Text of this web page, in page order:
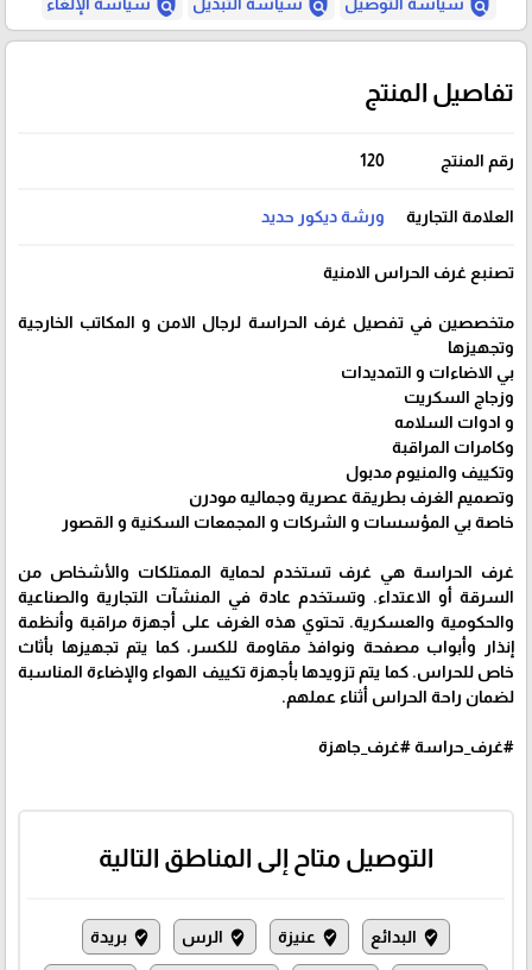
policy سياسة التوصيل policy سياسة التبديل policy سياسة الإلغاء
تفاصيل المنتج
رقم المنتج 120
العلامة التجارية ورشة ديكور حديد
تصنبع غرف الحراس الامنية
متخصصين في تفصيل غرف الحراسة لرجال الامن و المكاتب الخارجية
وتجهيزها
بي الاضاءات و التمديدات
وزجاج السكريت
و ادوات السلامه
وكامرات المراقبة
وتكييف والمنيوم مدبول
وتصميم الغرف بطريقة عصرية وجماليه مودرن
خاصة بي المؤسسات و الشركات و المجمعات السكنية و القصور
غرف الحراسة هي غرف تستخدم لحماية الممتلكات والأشخاص من
السرقة أو الاعتداء. وتستخدم عادة في المنشآت التجارية والصناعية
والحكومية والعسكرية. تحتوي هذه الغرف على أجهزة مراقبة وأنظمة
إنذار وأبواب مصفحة ونوافذ مقاومة للكسر، كما يتم تجهيزها بأثاث
خاص للحراس. كما يتم تزويدها بأجهزة تكييف الهواء والإضاءة المناسبة
لضمان راحة الحراس أثناء عملهم.
#غرف_حراسة #غرف_جاهزة
التوصيل متاح إلى المناطق التالية
where_to_vote البدائع where_to_vote عنيزة where_to_vote الرس where_to_vote بريدة